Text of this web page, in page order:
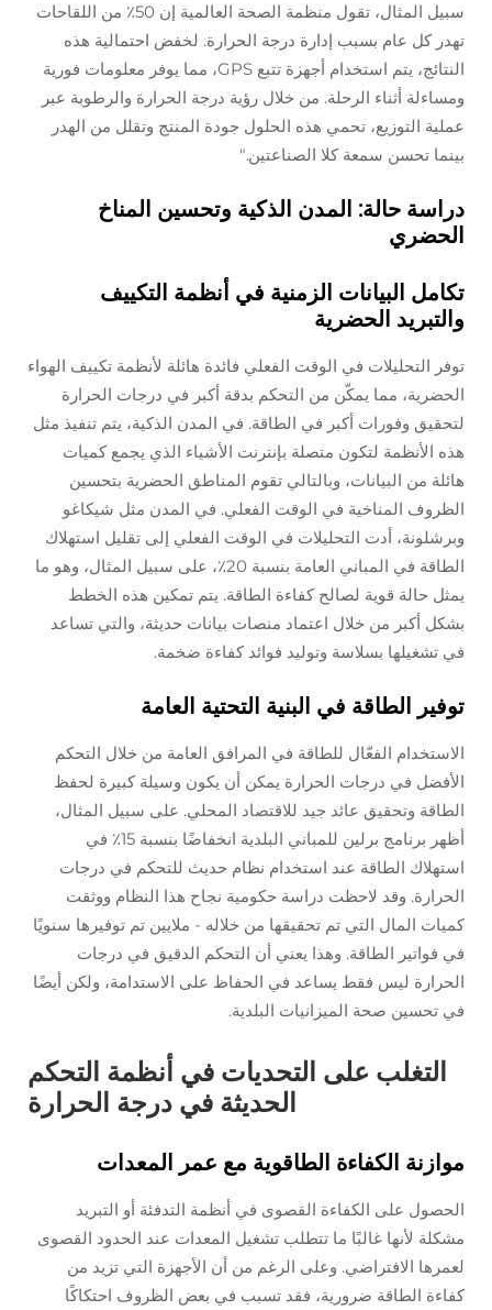
سبيل المثال، تقول منظمة الصحة العالمية إن 50٪ من اللقاحات
تهدر كل عام بسبب إدارة درجة الحرارة. لخفض احتمالية هذه
النتائج، يتم استخدام أجهزة تتبع GPS، مما يوفر معلومات فورية
ومساءلة أثناء الرحلة. من خلال رؤية درجة الحرارة والرطوبة عبر
عملية التوزيع، تحمي هذه الحلول جودة المنتج وتقلل من الهدر
بينما تحسن سمعة كلا الصناعتين."
دراسة حالة: المدن الذكية وتحسين المناخ
الحضري
تكامل البيانات الزمنية في أنظمة التكييف
والتبريد الحضرية
توفر التحليلات في الوقت الفعلي فائدة هائلة لأنظمة تكييف الهواء
الحضرية، مما يمكّن من التحكم بدقة أكبر في درجات الحرارة
لتحقيق وفورات أكبر في الطاقة. في المدن الذكية، يتم تنفيذ مثل
هذه الأنظمة لتكون متصلة بإنترنت الأشياء الذي يجمع كميات
هائلة من البيانات، وبالتالي تقوم المناطق الحضرية بتحسين
الظروف المناخية في الوقت الفعلي. في المدن مثل شيكاغو
وبرشلونة، أدت التحليلات في الوقت الفعلي إلى تقليل استهلاك
الطاقة في المباني العامة بنسبة 20٪، على سبيل المثال، وهو ما
يمثل حالة قوية لصالح كفاءة الطاقة. يتم تمكين هذه الخطط
بشكل أكبر من خلال اعتماد منصات بيانات حديثة، والتي تساعد
في تشغيلها بسلاسة وتوليد فوائد كفاءة ضخمة.
توفير الطاقة في البنية التحتية العامة
الاستخدام الفعّال للطاقة في المرافق العامة من خلال التحكم
الأفضل في درجات الحرارة يمكن أن يكون وسيلة كبيرة لحفظ
الطاقة وتحقيق عائد جيد للاقتصاد المحلي. على سبيل المثال،
أظهر برنامج برلين للمباني البلدية انخفاضًا بنسبة 15٪ في
استهلاك الطاقة عند استخدام نظام حديث للتحكم في درجات
الحرارة. وقد لاحظت دراسة حكومية نجاح هذا النظام ووثقت
كميات المال التي تم تحقيقها من خلاله - ملايين تم توفيرها سنويًا
في فواتير الطاقة. وهذا يعني أن التحكم الدقيق في درجات
الحرارة ليس فقط يساعد في الحفاظ على الاستدامة، ولكن أيضًا
في تحسين صحة الميزانيات البلدية.
التغلب على التحديات في أنظمة التحكم
الحديثة في درجة الحرارة
موازنة الكفاءة الطاقوية مع عمر المعدات
الحصول على الكفاءة القصوى في أنظمة التدفئة أو التبريد
مشكلة لأنها غالبًا ما تتطلب تشغيل المعدات عند الحدود القصوى
لعمرها الافتراضي. وعلى الرغم من أن الأجهزة التي تزيد من
كفاءة الطاقة ضرورية، فقد تسبب في بعض الظروف احتكاكًا